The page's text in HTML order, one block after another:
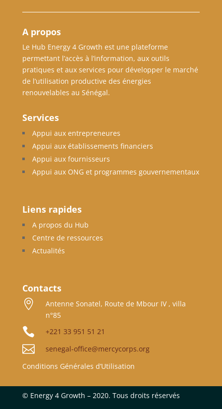
A propos
Le Hub Energy 4 Growth est une plateforme
permettant l’accès à l’information, aux outils
pratiques et aux services pour développer le marché
de l’utilisation productive des énergies
renouvelables au Sénégal.
Services
Appui aux entrepreneures
Appui aux établissements financiers
Appui aux fournisseurs
Appui aux ONG et programmes gouvernementaux
Liens rapides
A propos du Hub
Centre de ressources
Actualités
Contacts

Antenne Sonatel, Route de Mbour IV , villa
n°85
 +221 33 951 51 21

senegal-office@mercycorps.org
Conditions Générales d’Utilisation
© Energy 4 Growth – 2020. Tous droits réservés